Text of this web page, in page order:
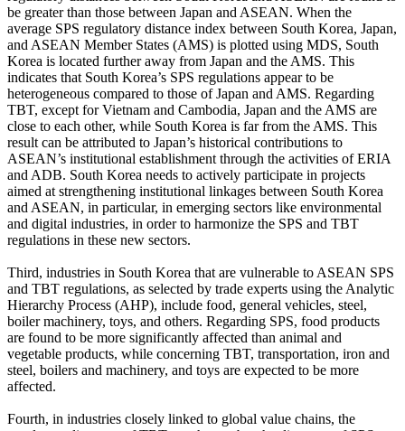
be greater than those between Japan and ASEAN. When the
average SPS regulatory distance index between South Korea, Japan,
and ASEAN Member States (AMS) is plotted using MDS, South
Korea is located further away from Japan and the AMS. This
indicates that South Korea’s SPS regulations appear to be
heterogeneous compared to those of Japan and AMS. Regarding
TBT, except for Vietnam and Cambodia, Japan and the AMS are
close to each other, while South Korea is far from the AMS. This
result can be attributed to Japan’s historical contributions to
ASEAN’s institutional establishment through the activities of ERIA
and ADB. South Korea needs to actively participate in projects
aimed at strengthening institutional linkages between South Korea
and ASEAN, in particular, in emerging sectors like environmental
and digital industries, in order to harmonize the SPS and TBT
regulations in these new sectors.
Third, industries in South Korea that are vulnerable to ASEAN SPS
and TBT regulations, as selected by trade experts using the Analytic
Hierarchy Process (AHP), include food, general vehicles, steel,
boiler machinery, toys, and others. Regarding SPS, food products
are found to be more significantly affected than animal and
vegetable products, while concerning TBT, transportation, iron and
steel, boilers and machinery, and toys are expected to be more
affected.
Fourth, in industries closely linked to global value chains, the